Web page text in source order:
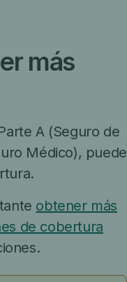
más
A (Seguro de
Médico), puede
obtener más
de cobertura